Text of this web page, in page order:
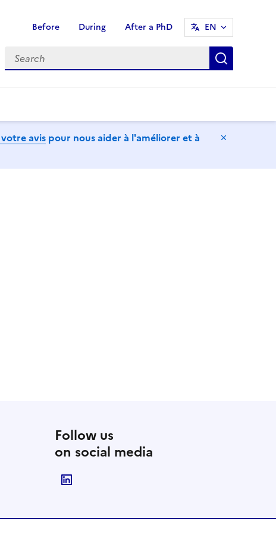
Before During After a PhD EN
Search
avis pour nous aider à l'améliorer et à
Follow us
on social media